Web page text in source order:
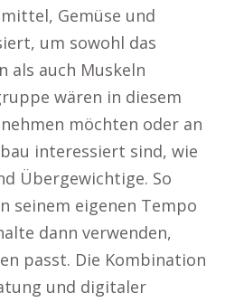
Gemüse und
um sowohl das
als auch Muskeln
wären in diesem
möchten oder an
interessiert sind, wie
Übergewichtige. So
seinem eigenen Tempo
dann verwenden,
passt. Die Kombination
und digitaler